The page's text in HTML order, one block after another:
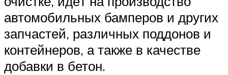
автомобильных бамперов и других
запчастей, различных поддонов и
контейнеров, а также в качестве
добавки в бетон.